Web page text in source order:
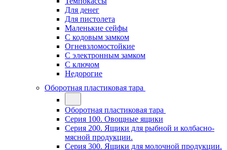
Для денег
Для пистолета
Маленькие сейфы
С кодовым замком
Огневзломостойкие
С электронным замком
С ключом
Недорогие
Оборотная пластиковая тара
Оборотная пластиковая тара
Серия 100. Овощные ящики
Серия 200. Ящики для рыбной и колбасно-
мясной продукции.
Серия 300. Ящики для молочной продукции.